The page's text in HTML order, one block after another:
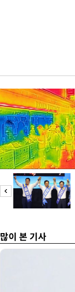
많이 본 기사